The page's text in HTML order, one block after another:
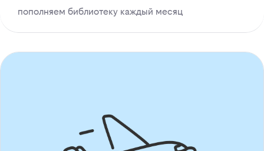
пополняем библиотеку каждый месяц